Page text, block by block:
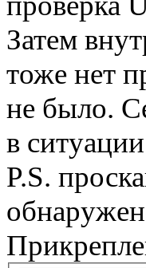
Затем
тоже нет
не было.
в
P.S.